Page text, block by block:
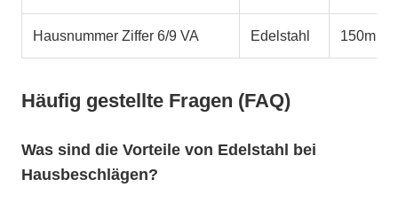
Hausnummer Ziffer 6/9 VA Edelstahl 150mm
Häufig gestellte Fragen (FAQ)
Was sind die Vorteile von Edelstahl bei
Hausbeschlägen?